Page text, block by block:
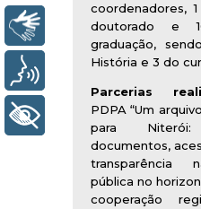
coordenadores,
doutorado e
graduação,
História e 3 do
Parcerias
PDPA “Um
para
documentos,
transparência
pública no
cooperação
Libras
+ Acessibilidade